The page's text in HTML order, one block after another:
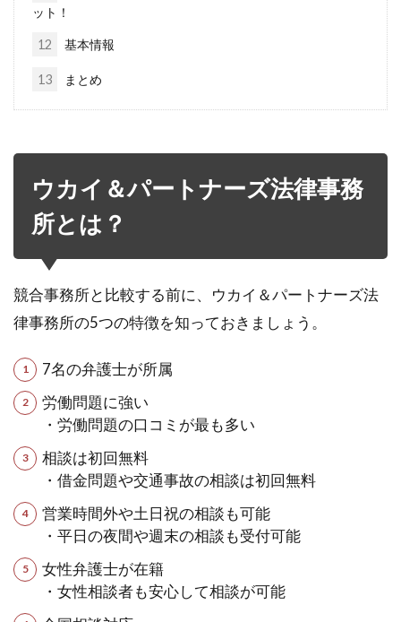
ット！
12 基本情報
13 まとめ
ウカイ＆パートナーズ法律事務
所とは？
競合事務所と比較する前に、ウカイ＆パートナーズ法
律事務所の5つの特徴を知っておきましょう。
7名の弁護士が所属
労働問題に強い
・労働問題の口コミが最も多い
相談は初回無料
・借金問題や交通事故の相談は初回無料
営業時間外や土日祝の相談も可能
・平日の夜間や週末の相談も受付可能
女性弁護士が在籍
・女性相談者も安心して相談が可能